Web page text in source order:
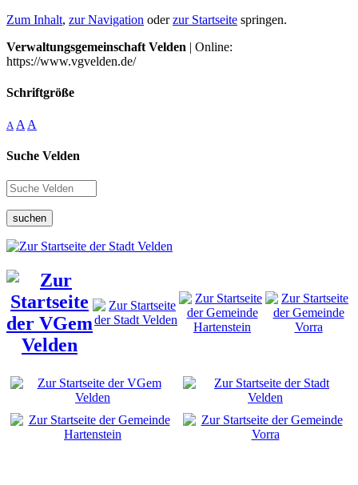
Zum Inhalt, zur Navigation oderzur Startseite springen.
Verwaltungsgemeinschaft Velden | Online:
https://www.vgvelden.de/
Schriftgröße
A A A
Suche Velden
suchen